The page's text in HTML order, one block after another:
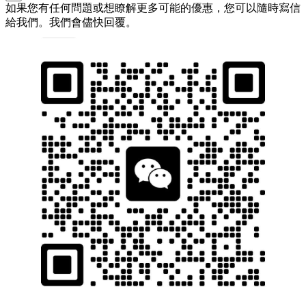
如果您有任何問題或想瞭解更多可能的優惠，您可以隨時寫信
給我們。我們會儘快回覆。